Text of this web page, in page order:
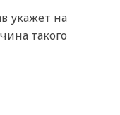
укажет на
такого